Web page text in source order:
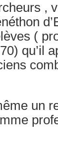
,
(
qu’il
un